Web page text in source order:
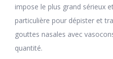
impose le plus grand sérieux
particulière pour dépister et
gouttes nasales avec
quantité.